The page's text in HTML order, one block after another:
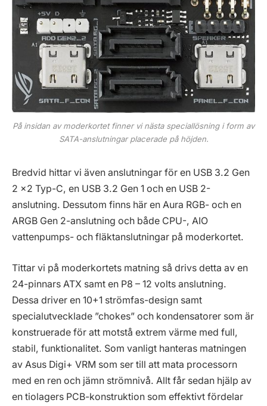
På insidan av moderkortet finner vi nästa speciallösning i form av
SATA-anslutningar placerade på höjden.
Bredvid hittar vi även anslutningar för en USB 3.2 Gen
2 x2 Typ-C, en USB 3.2 Gen 1 och en USB 2-
anslutning. Dessutom finns här en Aura RGB- och en
ARGB Gen 2-anslutning och både CPU-, AIO
vattenpumps- och fläktanslutningar på moderkortet.
Tittar vi på moderkortets matning så drivs detta av en
24-pinnars ATX samt en P8 – 12 volts anslutning.
Dessa driver en 10+1 strömfas-design samt
specialutvecklade ”chokes” och kondensatorer som är
konstruerade för att motstå extrem värme med full,
stabil, funktionalitet. Som vanligt hanteras matningen
av Asus Digi+ VRM som ser till att mata processorn
med en ren och jämn strömnivå. Allt får sedan hjälp av
en tiolagers PCB-konstruktion som effektivt fördelar